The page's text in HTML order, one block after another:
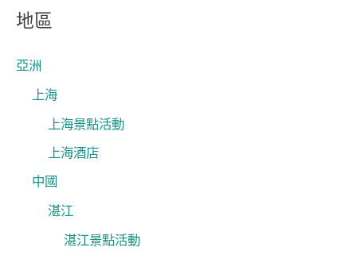
關
字
地區
亞洲
上海
上海景點活動
上海酒店
中國
湛江
湛江景點活動